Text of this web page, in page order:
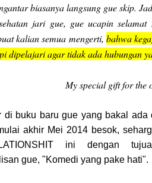
biasanya langsung gue skip.
jari gue, gue ucapin selamat
kalian semua mengerti, bahwa
dipelajari agar tidak ada hubungan
My special gift for the
di buku baru gue yang bakal ada
akhir Mei 2014 besok,
ini dengan
gue, "Komedi yang pake hati".